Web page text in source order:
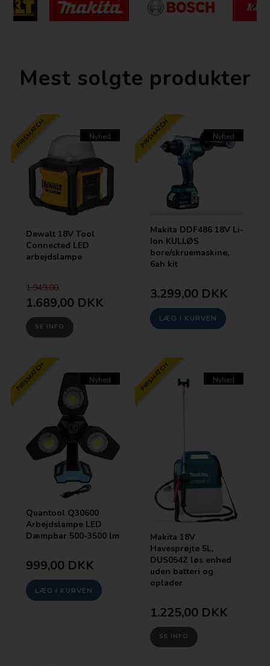
Mest solgte produkter
PRISMATCH Nyhed
Dewalt 18V Tool
Connected LED
arbejdslampe
1.949,00
1.689,00 DKK
SE INFO
PRISMATCH Nyhed
Makita DDF486 18V Li-
Ion KULLØS
bore/skruemaskine,
6ah kit
3.299,00 DKK
PRISMATCH Nyhed
Quantool Q30600
Arbejdslampe LED
Dæmpbar 500-3500 lm
999,00 DKK
PRISMATCH Nyhed
Makita 18V
Havesprøjte 5L,
DUS054Z løs enhed
uden batteri og
oplader
1.225,00 DKK
SE INFO